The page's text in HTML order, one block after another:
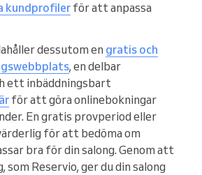
kundprofilerför att anpassa
dessutom en gratis och
, en delbar
ett inbäddningsbart
för att göra onlinebokningar
En gratis provperiod eller
för att bedöma om
bra för din salong. Genom att
Reservio, ger du din salong